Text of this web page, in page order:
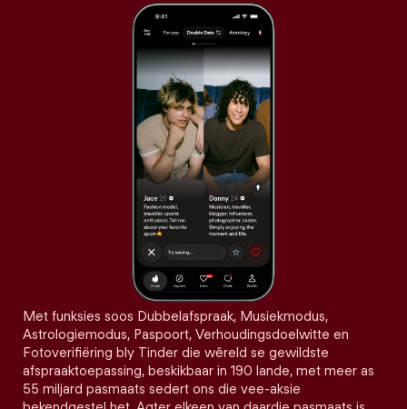
Met funksies soos Dubbelafspraak, Musiekmodus,
Astrologiemodus, Paspoort, Verhoudingsdoelwitte en
Fotoverifiëring bly Tinder die wêreld se gewildste
afspraaktoepassing, beskikbaar in 190 lande, met meer as
55 miljard pasmaats sedert ons die vee-aksie